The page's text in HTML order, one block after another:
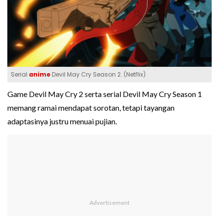
Serial anime Devil May Cry Season 2. (Netflix)
Game Devil May Cry 2 serta serial Devil May Cry Season 1
memang ramai mendapat sorotan, tetapi tayangan
adaptasinya justru menuai pujian.